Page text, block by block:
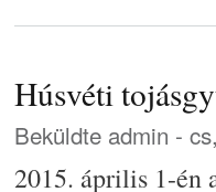
Húsvéti
Beküldte admin -
2015. április 1-én